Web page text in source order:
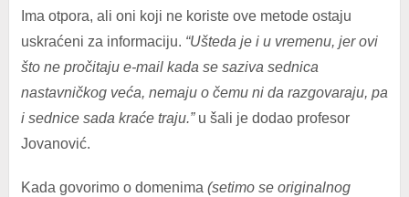
Ima otpora, ali oni koji ne koriste ove metode ostaju
uskraćeni za informaciju. “Ušteda je i u vremenu, jer ovi
što ne pročitaju e-mail kada se saziva sednica
nastavničkog veća, nemaju o čemu ni da razgovaraju, pa
i sednice sada kraće traju.”u šali je dodao profesor
Jovanović.
Kada govorimo o domenima (setimo se originalnog